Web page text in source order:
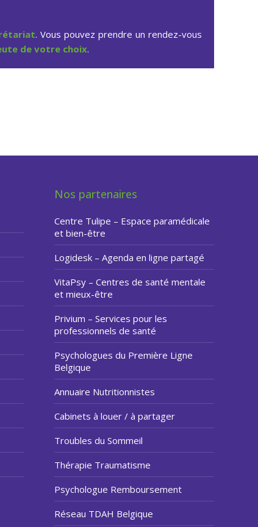
. Vous pouvez prendre un rendez-vous
de votre choix.
Nos partenaires
Centre Tulipe – Espace paramédicale
et bien-être
Logidesk – Agenda en ligne partagé
VitaPsy – Centres de santé mentale
et mieux-être
Privium – Services pour les
professionnels de santé
Psychologues du Première Ligne
Belgique
Annuaire Nutritionnistes
Cabinets à louer / à partager
Troubles du Sommeil
Thérapie Traumatisme
Psychologue Remboursement
Réseau TDAH Belgique